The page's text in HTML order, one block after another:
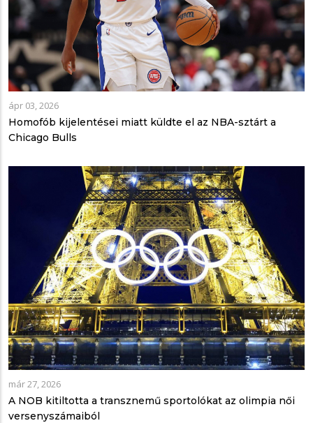
ápr 03, 2026
Homofób kijelentései miatt küldte el az NBA-sztárt a
Chicago Bulls
már 27, 2026
A NOB kitiltotta a transznemű sportolókat az olimpia női
versenyszámaiból